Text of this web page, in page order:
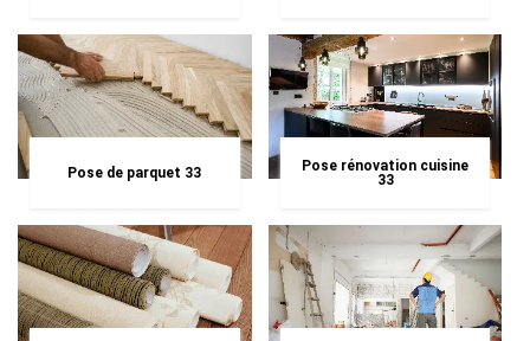
Pose de parquet 33
Pose rénovation cuisine
33